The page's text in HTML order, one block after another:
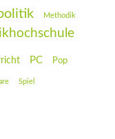
Methodik
PC Pop
Spiel